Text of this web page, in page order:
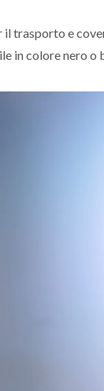
il trasporto e
in colore nero o